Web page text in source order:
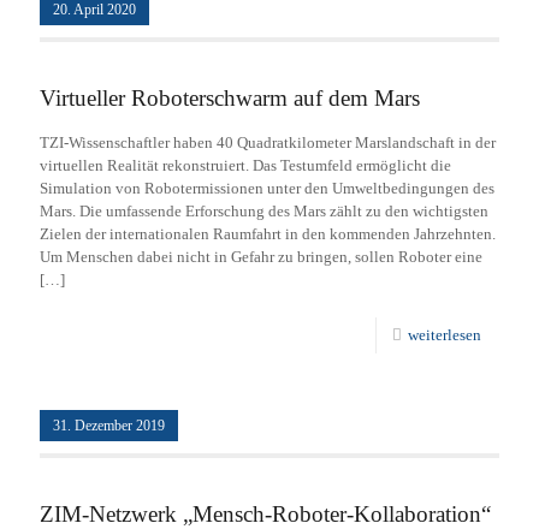
20. April 2020
Virtueller Roboterschwarm auf dem Mars
TZI-Wissenschaftler haben 40 Quadratkilometer Marslandschaft in der
virtuellen Realität rekonstruiert. Das Testumfeld ermöglicht die
Simulation von Robotermissionen unter den Umweltbedingungen des
Mars. Die umfassende Erforschung des Mars zählt zu den wichtigsten
Zielen der internationalen Raumfahrt in den kommenden Jahrzehnten.
Um Menschen dabei nicht in Gefahr zu bringen, sollen Roboter eine
[…]
weiterlesen
31. Dezember 2019
ZIM-Netzwerk „Mensch-Roboter-Kollaboration“